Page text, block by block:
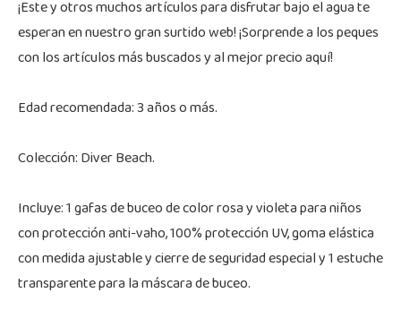
¡Este y otros muchos artículos para disfrutar bajo el agua te
esperan en nuestro gran surtido web! ¡Sorprende a los peques
con los artículos más buscados y al mejor precio aquí!
Edad recomendada: 3 años o más.
Colección: Diver Beach.
Incluye: 1 gafas de buceo de color rosa y violeta para niños
con protección anti-vaho, 100% protección UV, goma elástica
con medida ajustable y cierre de seguridad especial y 1 estuche
transparente para la máscara de buceo.